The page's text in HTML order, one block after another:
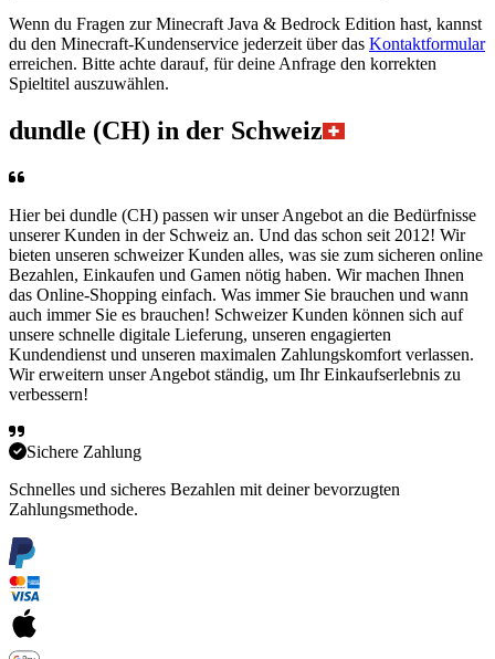
Wenn du Fragen zur Minecraft Java & Bedrock Edition hast, kannst
du den Minecraft-Kundenservice jederzeit über das Kontaktformular
erreichen. Bitte achte darauf, für deine Anfrage den korrekten
Spieltitel auszuwählen.
dundle (CH) in der Schweiz
Hier bei dundle (CH) passen wir unser Angebot an die Bedürfnisse
unserer Kunden in der Schweiz an. Und das schon seit 2012! Wir
bieten unseren schweizer Kunden alles, was sie zum sicheren online
Bezahlen, Einkaufen und Gamen nötig haben. Wir machen Ihnen
das Online-Shopping einfach. Was immer Sie brauchen und wann
auch immer Sie es brauchen! Schweizer Kunden können sich auf
unsere schnelle digitale Lieferung, unseren engagierten
Kundendienst und unseren maximalen Zahlungskomfort verlassen.
Wir erweitern unser Angebot ständig, um Ihr Einkaufserlebnis zu
verbessern!
Sichere Zahlung
Schnelles und sicheres Bezahlen mit deiner bevorzugten
Zahlungsmethode.